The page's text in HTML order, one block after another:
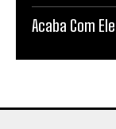
Acaba Com